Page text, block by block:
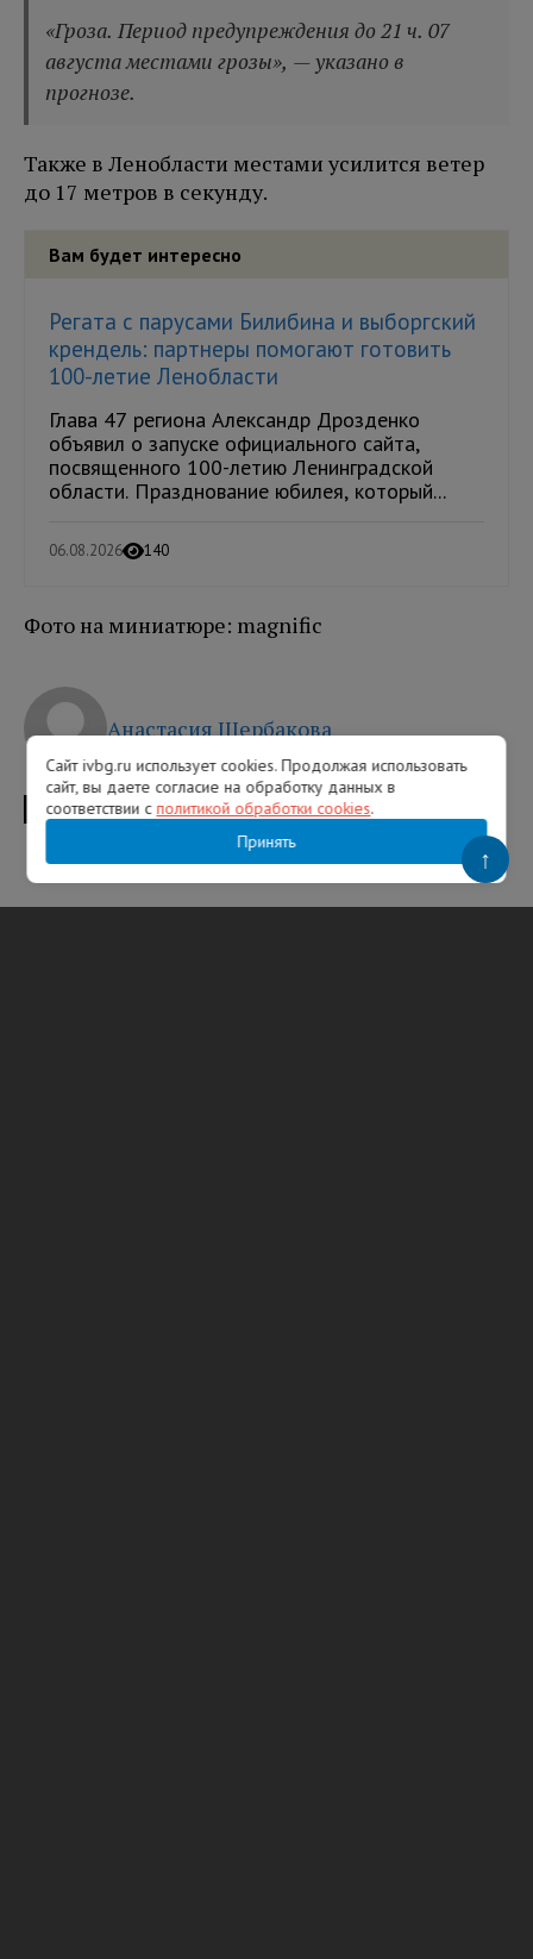
«Гроза. Период предупреждения до 21 ч. 07
августа местами грозы», — указано в
прогнозе.
Также в Ленобласти местами усилится ветер
до 17 метров в секунду.
Вам будет интересно
Регата с парусами Билибина и выборгский
крендель: партнеры помогают готовить
100-летие Ленобласти
Глава 47 региона Александр Дрозденко
объявил о запуске официального сайта,
посвященного 100-летию Ленинградской
области. Празднование юбилея, который...
06.08.2026 140
Фото на миниатюре: magnific
Анастасия Щербакова
ТЕГИ штормовое предупреждение Гидрометцентр России
Сайт ivbg.ru использует cookies. Продолжая использовать
сайт, вы даете согласие на обработку данных в
соответствии с политикой обработки cookies.
Принять
↑